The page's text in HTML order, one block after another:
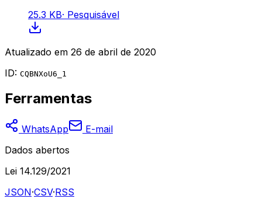
25.3 KB· Pesquisável
Atualizado em 26 de abril de 2020
ID: CQBNXoU6_1
Ferramentas
WhatsApp
E-mail
Dados abertos
Lei 14.129/2021
JSON·CSV·RSS